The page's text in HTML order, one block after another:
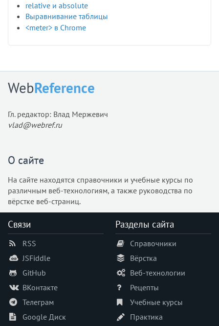
relative и absolute
Выравнивание таблицы
<meter> в Chrome
WebReference
Гл. редактор: Влад Мержевич
vlad@webref.ru
О сайте
На сайте находятся справочники и учебные курсы по
различным веб-технологиям, а также руководства по
вёрстке веб-страниц.
Связи
RSS
JSFiddle
GitHub
ВКонтакте
Телеграм
Google Диск
Разделы сайта
Справочники
Вёрстка
Веб-технологии
Рецепты
Учебные курсы
Практика